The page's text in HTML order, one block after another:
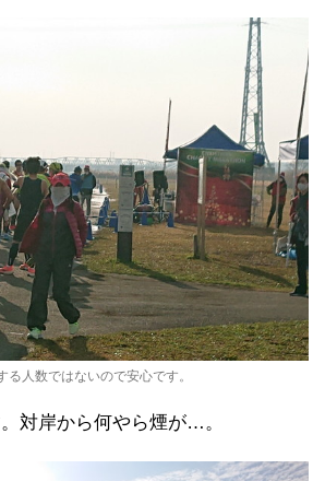
る人数ではないので安心です。
対岸から何やら煙が…。